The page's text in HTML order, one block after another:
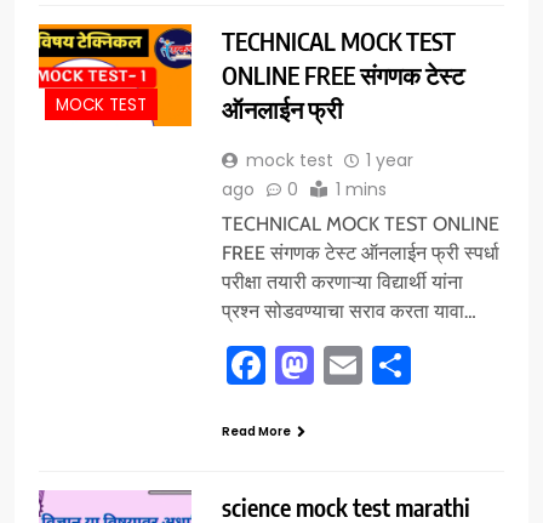
MOCK TEST
TECHNICAL MOCK TEST
ONLINE FREE संगणक टेस्ट
ऑनलाईन फ्री
mock test
1 year
ago
0 1 mins
TECHNICAL MOCK TEST ONLINE
FREE संगणक टेस्ट ऑनलाईन फ्री स्पर्धा
परीक्षा तयारी करणाऱ्या विद्यार्थी यांना
प्रश्न सोडवण्याचा सराव करता यावा…
Facebook
Mastodon
EmailShare
Read More
science mock test marathi